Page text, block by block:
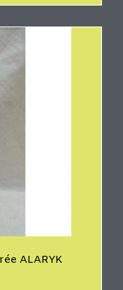
ALARYK